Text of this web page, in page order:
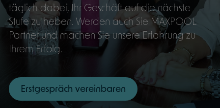
täglich dabei, Ihr Geschäft auf die nächste
Stufe zu heben. Werden auch Sie MAXPOOL
Partner und machen Sie unsere Erfahrung zu
Ihrem Erfolg.
Erstgespräch vereinbaren